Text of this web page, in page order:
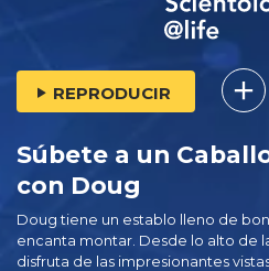
REPRODUCIR
Súbete a un
con Doug
Doug tiene un establo lleno de
encanta montar. Desde lo alto de
disfruta de las impresionantes